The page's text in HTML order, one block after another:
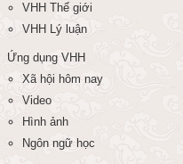
VHH Thế giới
VHH Lý luận
Ứng dụng VHH
Xã hội hôm nay
Video
Hình ảnh
Ngôn ngữ học